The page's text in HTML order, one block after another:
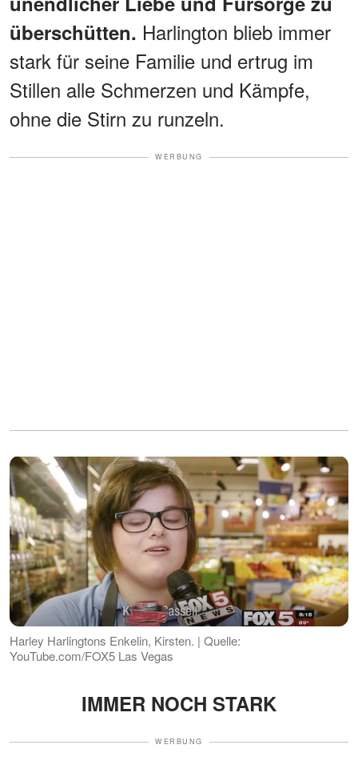
überschütten. Harlington blieb immer
stark für seine Familie und ertrug im
Stillen alle Schmerzen und Kämpfe,
ohne die Stirn zu runzeln.
WERBUNG
Harley Harlingtons Enkelin, Kirsten. | Quelle:
YouTube.com/FOX5 Las Vegas
IMMER NOCH STARK
WERBUNG